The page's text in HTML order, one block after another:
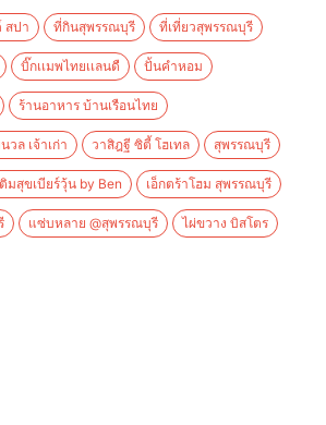
สปา ที่กินสุพรรณบุรี ที่เที่ยวสุพรรณบุรี
บิ๊กเเมพไทยเเลนดื ปั้นคำหอม
ร้านอาหาร บ้านเรือนไทย
วล เจ้าเก่า วาสิฎฐี ซิตี้ โฮเทล สุพรรณบุรี
ติมสุขเบียร์วุ้น by Ben เอ็กตร้าโฮม สุพรรณบุรี
แซ่บหลาย @สุพรรณบุรี ไผ่ขวาง บิสโตร